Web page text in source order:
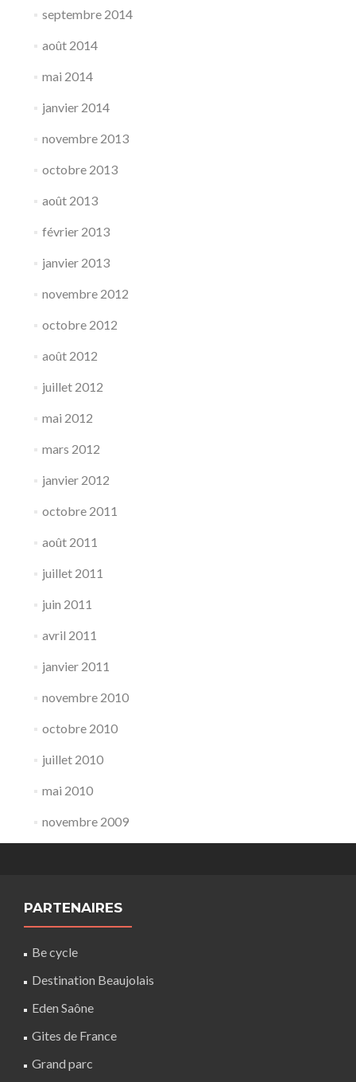
septembre 2014
août 2014
mai 2014
janvier 2014
novembre 2013
octobre 2013
août 2013
février 2013
janvier 2013
novembre 2012
octobre 2012
août 2012
juillet 2012
mai 2012
mars 2012
janvier 2012
octobre 2011
août 2011
juillet 2011
juin 2011
avril 2011
janvier 2011
novembre 2010
octobre 2010
juillet 2010
mai 2010
novembre 2009
PARTENAIRES
Be cycle
Destination Beaujolais
Eden Saône
Gites de France
Grand parc